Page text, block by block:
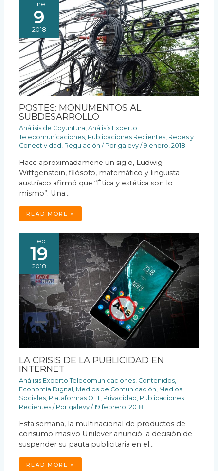
Ene
9
2018
POSTES: MONUMENTOS AL
SUBDESARROLLO
Análisis de Coyuntura,Análisis Experto
Telecomunicaciones, Publicaciones Recientes, Redes y
Conectividad , Regulación / Por galevy/9 enero, 2018
Hace aproximadamene un siglo, Ludwig
Wittgenstein, filósofo, matemático y lingüista
austríaco afirmó que “Ética y estética son lo
mismo”. Una…
READ MORE »
Feb
19
2018
LA CRISIS DE LA PUBLICIDAD EN
INTERNET
Análisis Experto Telecomunicaciones, Contenidos,
Economía Digital , Medios de Comunicación, Medios
Sociales, Plataformas OTT, Privacidad , Publicaciones
Recientes / Por galevy/19 febrero, 2018
Esta semana, la multinacional de productos de
consumo masivo Unilever anunció la decisión de
suspender su pauta publicitaria en el…
READ MORE »